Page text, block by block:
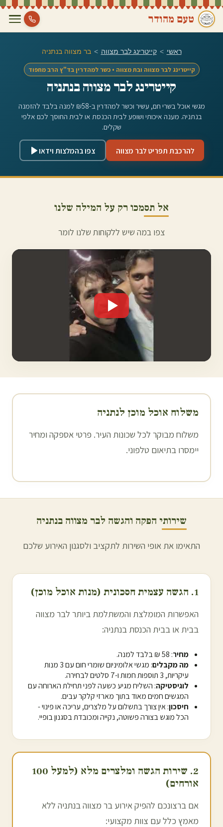
טעם מהודר
ראשי > קייטרינג לבר מצווה > בר מצווה בנתניה
קייטרינג לבר מצווה ובת מצווה • כשר למהדרין בד"ץ הרב מחפוד
קייטרינג לבר מצווה בנתניה
מגשי אוכל בשרי חם, עשיר וכשר למהדרין ב-₪58 למנה בלבד להזמנה
בנתניה. מענה איכותי ושופע לבית הכנסת או לבית החוסך לכם אלפי
שקלים.
להרכבת תפריט לבר מצווה צפו בהמלצות וידאו
אל תסמכו רק על המילה שלנו
צפו במה שיש ללקוחות שלנו לומר
משלוח אוכל מוכן לנתניה
משלוח מבוקר לכל שכונות העיר. פרטי אספקה ומחיר
יימסרו בתיאום טלפוני.
שירותי הפקה והגשה לבר מצווה בנתניה
התאימו את אופי השירות לתקציב ולסגנון האירוע שלכם
1. הגשה עצמית חסכונית (מנות אוכל מוכן)
האפשרות המומלצת והמשתלמת ביותר לבר מצווה
בבית או בבית הכנסת בנתניה:
מחיר: 58 ₪ בלבד למנה.
מה מקבלים
: מגשי אלומיניום שומרי חום עם 3 מנות
עיקריות, 3 תוספות חמות ו-7 סלטים לבחירה.
לוגיסטיקה: השליח מגיע כשעה לפני תחילת הארוחה עם
המגשים חמים מאוד בתוך מארזי קלקר עבים.
חיסכון: אין צורך בתשלום על מלצרים, עריכה או פינוי -
הכל מוגש בצורה פשוטה, נקייה ומכובדת בסגנון בופיי.
2. שירות הגשה ומלצרים מלא (למעל 100
אורחים)
אם ברצונכם להפיק אירוע בר מצווה בנתניה ללא
מאמץ כלל עם צוות מקצועי: